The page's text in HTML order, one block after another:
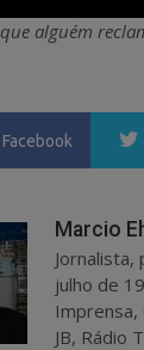
alguém
Marcio
julho de
Imprensa,
JB, Rádio